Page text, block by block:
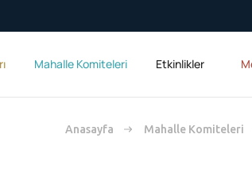
Mahalle Komiteleri Etkinlikler
Anasayfa Mahalle Komiteleri